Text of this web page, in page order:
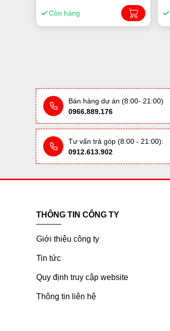
Còn hàng
Bán hàng dự án (8:00- 21:00)
0966.889.176
Tư vấn trả góp (8:00 - 21:00):
0912.613.902
THÔNG TIN CÔNG TY
Giới thiệu công ty
Tin tức
Quy định truy cập website
Thông tin liên hệ